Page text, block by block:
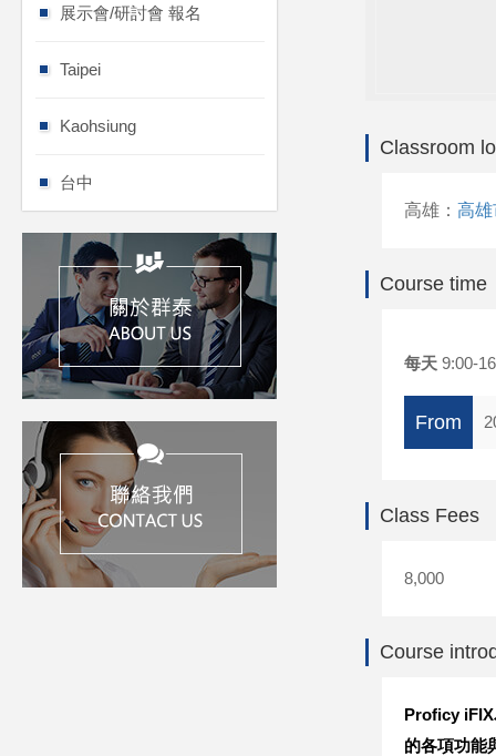
展示會/研討會 報名
Taipei
Kaohsiung
台中
Classroom
高雄： 高
Course time
每天 9:00-
From
Class Fees
8,000
Course
Proficy iFIX
的各項功能